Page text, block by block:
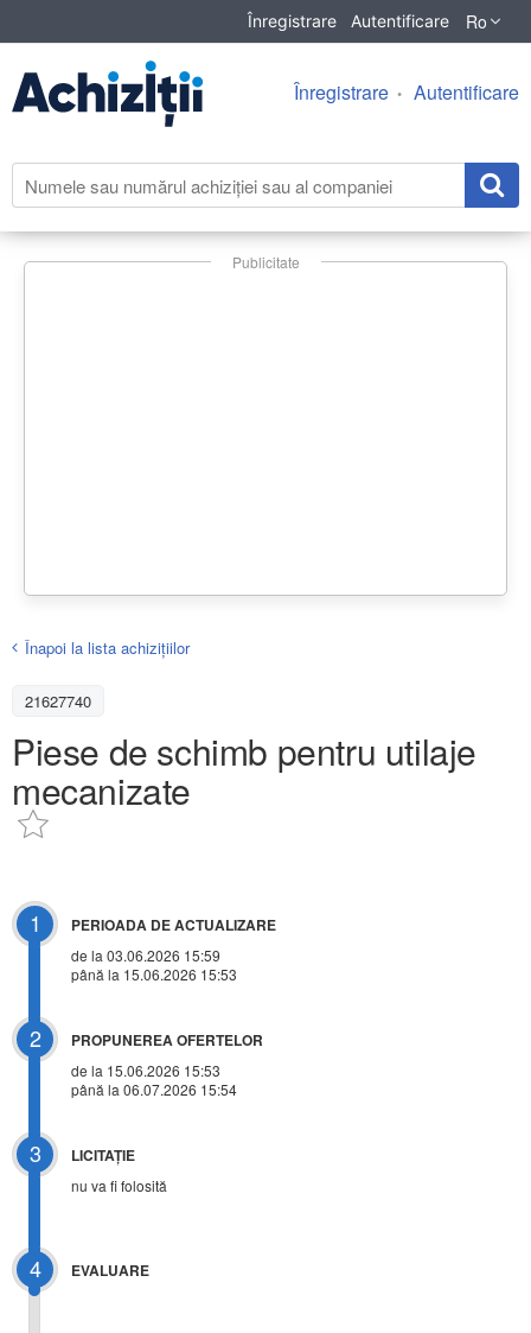
Înregistrare Autentificare Ro
Înregistrare Autentificare
Publicitate
Înapoi la lista achiziţiilor
21627740
Piese de schimb pentru utilaje
mecanizate
1 PERIOADA DE ACTUALIZARE
de la 03.06.2026 15:59
până la 15.06.2026 15:53
2 PROPUNEREA OFERTELOR
de la 15.06.2026 15:53
până la 06.07.2026 15:54
3 LICITAŢIE
nu va fi folosită
4 EVALUARE